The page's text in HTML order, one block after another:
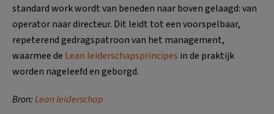
standard work wordt van beneden naar boven gelaagd: van
operator naar directeur. Dit leidt tot een voorspelbaar,
repeterend gedragspatroon van het management,
waarmee de Lean leiderschapsprincipes in de praktijk
worden nageleefd en geborgd.
Bron:Lean leiderschap